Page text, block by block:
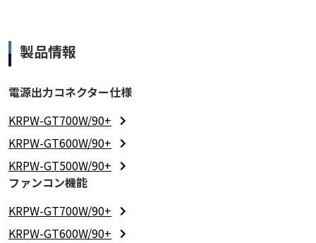
製品情報
電源出力コネクター仕様
KRPW-GT700W/90+
KRPW-GT600W/90+
KRPW-GT500W/90+
ファンコン機能
KRPW-GT700W/90+
KRPW-GT600W/90+